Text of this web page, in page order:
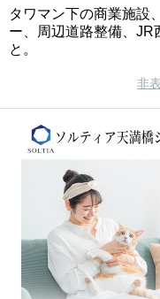
タワマン下の商業施設
ー、周辺道路整備、JR
と。
非